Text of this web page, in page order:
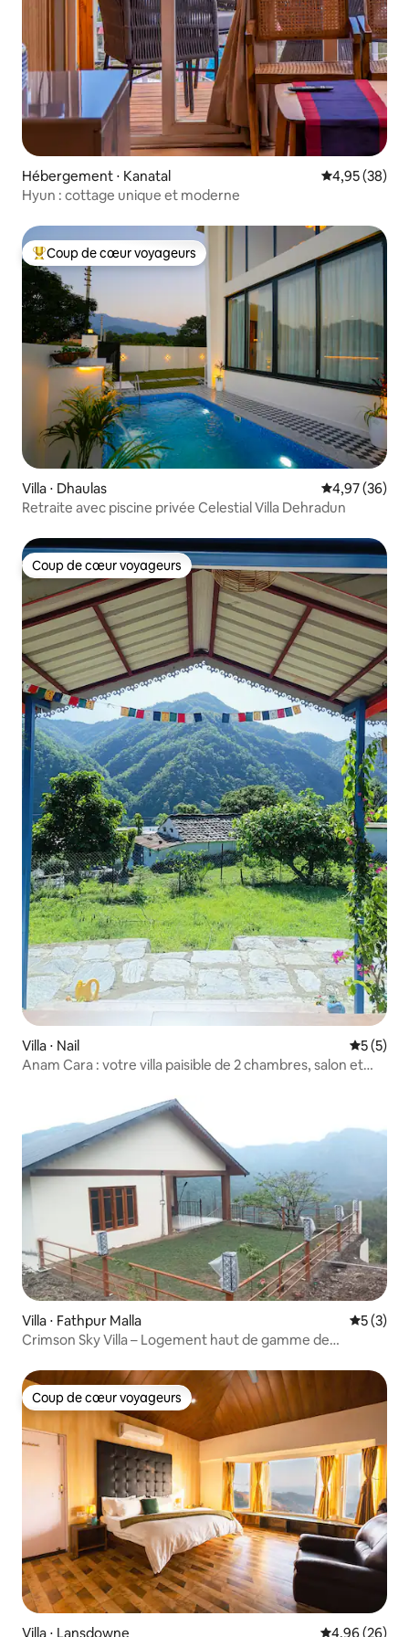
Hébergement ⋅ Kanatal Évaluation
4,95 (38)
Hyun : cottage unique et moderne
Coups de cœur voyageurs les plus appréciés
Coup de cœur voyageurs
Villa ⋅ Dhaulas Évaluation
4,97 (36)
Retraite avec piscine privée Celestial Villa Dehradun
Coup de cœur voyageurs
Coup de cœur voyageurs
Villa ⋅ Nail
5 (5)
Anam Cara : votre villa paisible de 2 chambres, salon et
Villa ⋅ Fathpur Malla
5 (3)
Crimson Sky Villa – Logement haut de gamme de
Coup de cœur voyageurs
Coup de cœur voyageurs
Villa ⋅ Lansdowne Évaluation
4,96 (26)